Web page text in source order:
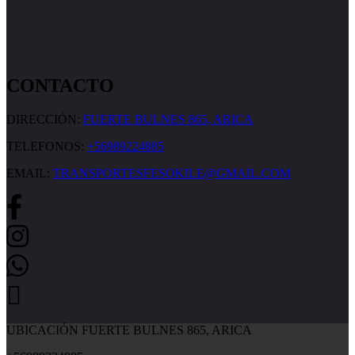
CONTACTO
DIRECCIÓN: FUERTE BULNES 865, ARICA
TELEFONOS: +56989224885
EMAIL: TRANSPORTESFESOKILE@GMAIL.COM
UBICACIÓN FUERTE BULNES 865, ARICA